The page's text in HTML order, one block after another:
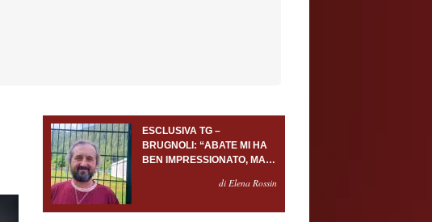
ESCLUSIVA TG –
BRUGNOLI: “ABATE MI HA
BEN IMPRESSIONATO, MA
PORTIERE SERVONOdi Elena Rossin